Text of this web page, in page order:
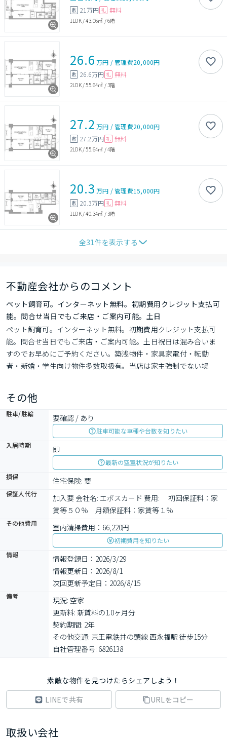
敷 21万円 礼 無料
1LDK/43.06㎡ /6階
26.6 万円 /管理費20,000円
敷 26.6万円 礼 無料
2LDK/55.64㎡ /3階
27.2 万円 /管理費20,000円
敷 27.2万円 礼 無料
2LDK/55.64㎡ /4階
20.3 万円 /管理費15,000円
敷 20.3万円 礼 無料
1LDK/40.34㎡ /3階
全31件を表示する
不動産会社からのコメント
ペット飼育可。インターネット無料。初期費用クレジット支払可
能。問合せ当日でもご来店・ご案内可能。土日
ペット飼育可。インターネット無料。初期費用クレジット支払可
能。問合せ当日でもご来店・ご案内可能。土日祝日は混み合いま
すのでお早めにご予約ください。築浅物件・家具家電付・転勤
者・新婚・学生向け物件多数取扱有。当店は家主強制でない場
能。
その他
駐車/駐輪 要確認 / あり
駐車可能な車種や台数を知りたい
入居時期
即
最新の空室状況が知りたい
損保
住宅保険: 要
保証人代行
加入要 会社名: エポスカード 費用: 　初回保証料：家
賃等５０％　月額保証料：家賃等１％
その他費用 室内清掃費用：66,220円
初期費用を知りたい
情報
情報登録日：2026/3/29
情報更新日：2026/8/1
次回更新予定日：2026/8/15
備考
現況: 空家
更新料: 新賃料の1.0ヶ月分
契約期間: 2年
その他交通: 京王電鉄井の頭線 西永福駅 徒歩15分
自社管理番号: 6826138
素敵な物件を見つけたらシェアしよう！
LINEで共有
URLをコピー
取扱い会社